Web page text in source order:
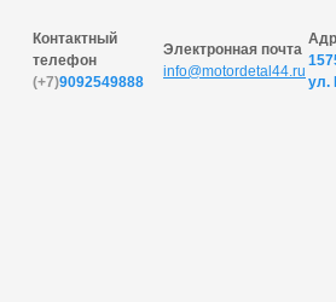
Контактный
телефон
(+7)9092549888
Электронная почта
info@motordetal44.ru
ул.